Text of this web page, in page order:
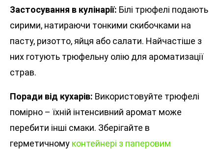
Застосування в кулінарії: Білі трюфелі подають
сирими, натираючи тонкими скибочками на
пасту, ризотто, яйця або салати. Найчастіше з
них готують трюфельну олію для ароматизації
страв.
Поради від кухарів: Використовуйте трюфелі
помірно – їхній інтенсивний аромат може
перебити інші смаки. Зберігайте в
герметичному контейнері з паперовим